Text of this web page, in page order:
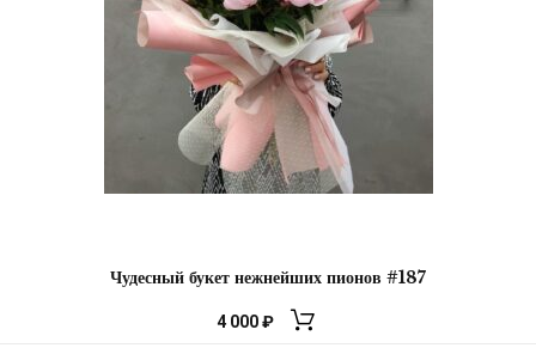
Чудесный букет нежнейших пионов #187
4 000₽